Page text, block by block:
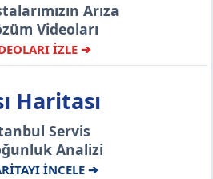
Arıza
Videoları
İZLE ➔
Haritası
Servis
Analizi
İNCELE ➔